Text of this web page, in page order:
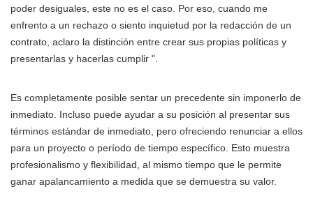
poder desiguales, este no es el caso. Por eso, cuando me
enfrento a un rechazo o siento inquietud por la redacción de un
contrato, aclaro la distinción entre crear sus propias políticas y
presentarlas y hacerlas cumplir ".
Es completamente posible sentar un precedente sin imponerlo de
inmediato. Incluso puede ayudar a su posición al presentar sus
términos estándar de inmediato, pero ofreciendo renunciar a ellos
para un proyecto o período de tiempo específico. Esto muestra
profesionalismo y flexibilidad, al mismo tiempo que le permite
ganar apalancamiento a medida que se demuestra su valor.